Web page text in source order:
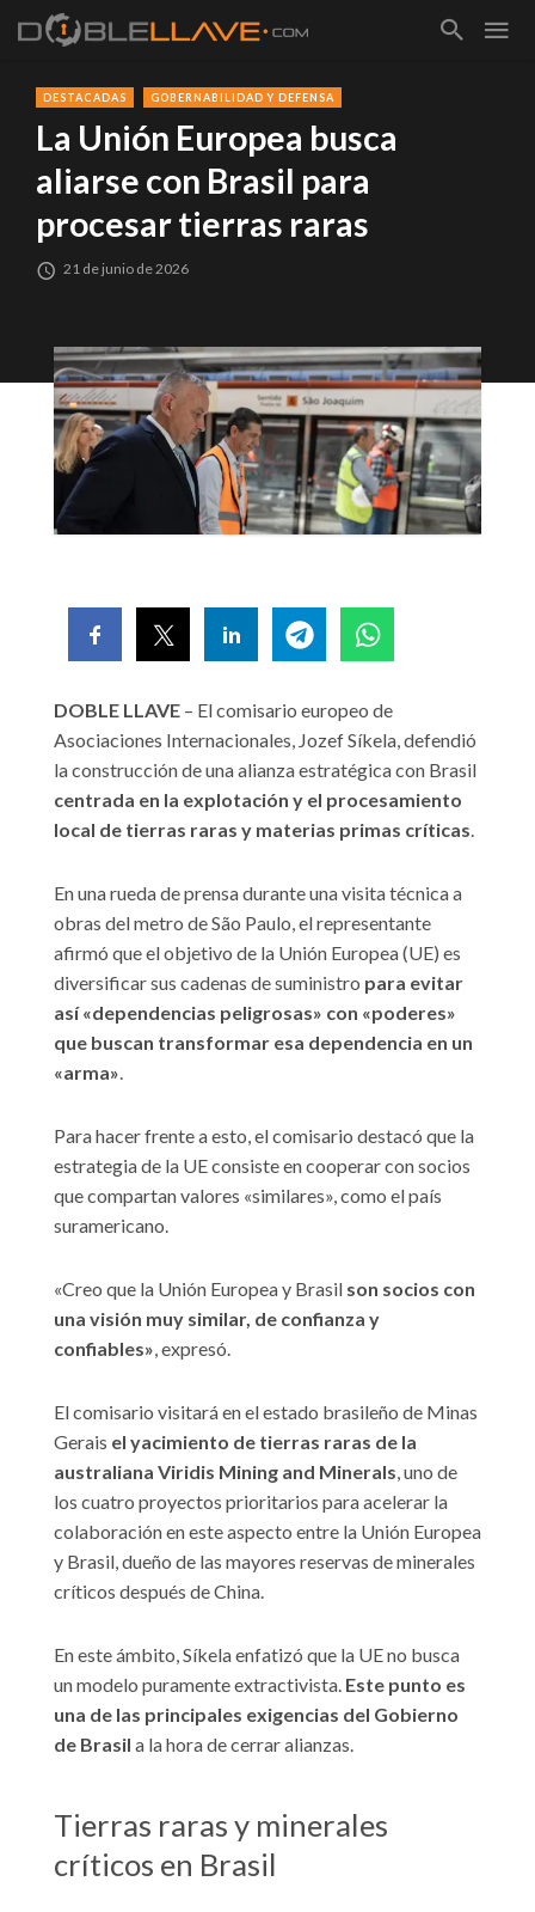
DESTACADAS GOBERNABILIDAD Y DEFENSA
La Unión Europea busca
aliarse con Brasil para
procesar tierras raras
21 de junio de 2026
DOBLE LLAVE – El comisario europeo de
Asociaciones Internacionales, Jozef Síkela, defendió
la construcción de una alianza estratégica con Brasil
centrada en la explotación y el procesamiento
local de tierras raras y materias primas críticas.
En una rueda de prensa durante una visita técnica a
obras del metro de São Paulo, el representante
afirmó que el objetivo de la Unión Europea (UE) es
diversificar sus cadenas de suministro para evitar
así «dependencias peligrosas» con «poderes»
que buscan transformar esa dependencia en un
«arma».
Para hacer frente a esto, el comisario destacó que la
estrategia de la UE consiste en cooperar con socios
que compartan valores «similares», como el país
suramericano.
«Creo que la Unión Europea y Brasil son socios con
una visión muy similar, de confianza y
confiables», expresó.
El comisario visitará en el estado brasileño de Minas
Gerais el yacimiento de tierras raras de la
australiana Viridis Mining and Minerals, uno de
los cuatro proyectos prioritarios para acelerar la
colaboración en este aspecto entre la Unión Europea
y Brasil, dueño de las mayores reservas de minerales
críticos después de China.
En este ámbito, Síkela enfatizó que la UE no busca
un modelo puramente extractivista. Este punto es
una de las principales exigencias del Gobierno
de Brasil a la hora de cerrar alianzas.
Tierras raras y minerales
críticos en Brasil